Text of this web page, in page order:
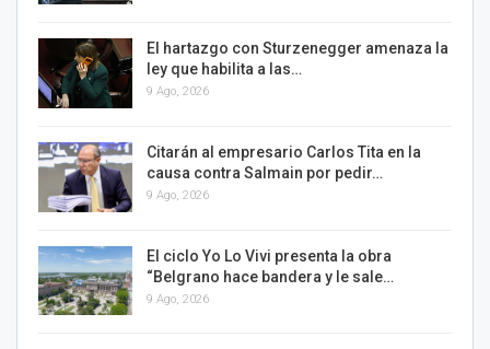
El hartazgo con Sturzenegger amenaza la
ley que habilita a las…
9 Ago, 2026
Citarán al empresario Carlos Tita en la
causa contra Salmain por pedir…
9 Ago, 2026
El ciclo Yo Lo Vivi presenta la obra
“Belgrano hace bandera y le sale…
9 Ago, 2026